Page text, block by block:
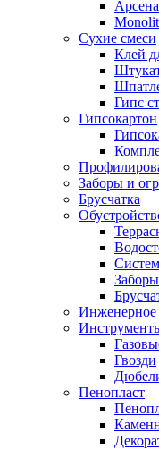
Сухие смеси
Клей
Гипс
Гипсокартон
Заборы и
Брусчатка
Инженерное
Гвозди
Пенопласт